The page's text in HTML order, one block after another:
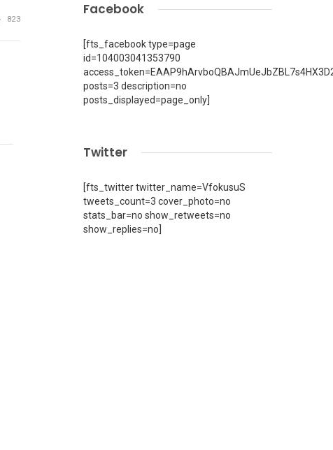
823
Facebook
[fts_facebook type=page
id=104003041353790
posts=3 description=no
posts_displayed=page_only]
Twitter
[fts_twitter twitter_name=VfokusuS
tweets_count=3 cover_photo=no
stats_bar=no show_retweets=no
show_replies=no]